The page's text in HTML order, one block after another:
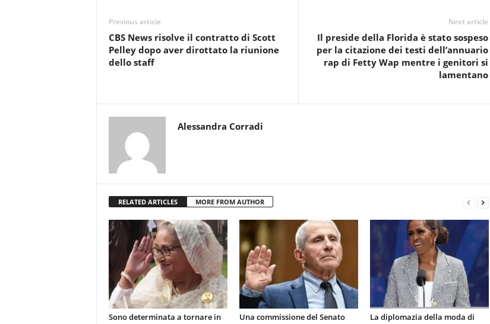
Previous article
CBS News risolve il contratto di Scott
Pelley dopo aver dirottato la riunione
dello staff
Next article
Il preside della Florida è stato sospeso
per la citazione dei testi dell’annuario
rap di Fetty Wap mentre i genitori si
lamentano
Alessandra Corradi
RELATED ARTICLES MORE FROM AUTHOR
Sono determinata a tornare in
Una commissione del Senato
La diplomazia della moda di